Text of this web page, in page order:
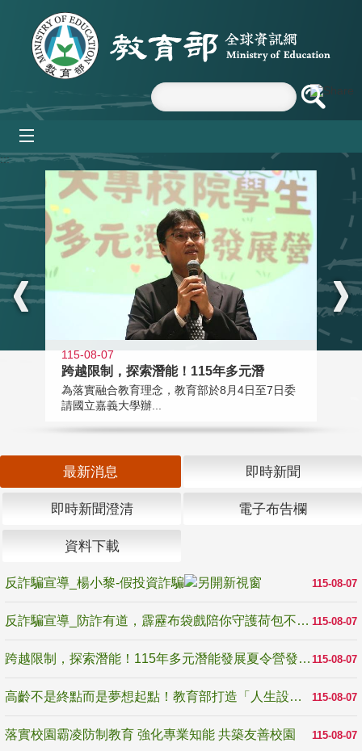
跳到主要內容區塊
:::
115-08-07
跨越限制，探索潛能！115年多元潛
為落實融合教育理念，教育部於8月4日至7日委
請國立嘉義大學辦...
最新消息 即時新聞
即時新聞澄清 電子布告欄
資料下載
115-08-07
反詐騙宣導_楊小黎-假投資詐騙
115-08-07
反詐騙宣導_防詐有道，霹靂布袋戲陪你守護荷包不受騙
115-08-07
跨越限制，探索潛能！115年多元潛能發展夏令營發掘生命無限可能
115-08-07
高齡不是終點而是夢想起點！教育部打造「人生設計夢工場」 參展第3屆高齡健康產業博覽會
115-08-07
落實校園霸凌防制教育 強化專業知能 共築友善校園